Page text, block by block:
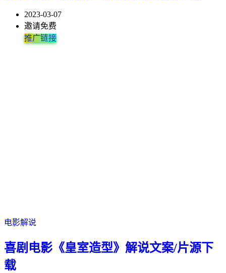
2023-03-07
邀请免费
推广链接
电影解说
喜剧电影《皇室造型》解说文案/片源下
载